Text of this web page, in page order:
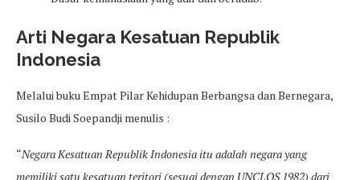
Arti Negara Kesatuan Republik
Indonesia
Melalui buku Empat Pilar Kehidupan Berbangsa dan Bernegara,
Susilo Budi Soepandji menulis :
“Negara Kesatuan Republik Indonesia itu adalah negara yang
memiliki satu kesatuan teritori (sesuai dengan UNCLOS 1982) dari